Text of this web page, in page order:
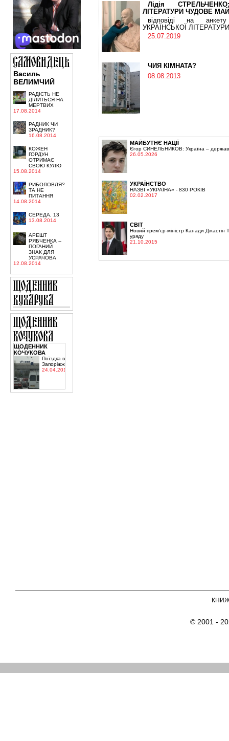
Василь
ВЕЛИМЧИЙ
РАДІСТЬ НЕ
ДІЛИТЬСЯ НА
МЕРТВИХ
17.08.2014
РАДНИК ЧИ
ЗРАДНИК?
16.08.2014
КОЖЕН
ГОРДУН
ОТРИМАЄ
СВОЮ КУЛЮ
15.08.2014
РИБОЛОВЛЯ?
ТА НЕ
ПИТАННЯ
14.08.2014
СЕРЕДА, 13
13.08.2014
АРЕШТ
РЯБЧЕНКА --
ПОГАНИЙ
ЗНАК ДЛЯ
УСРАЧОВА
12.08.2014
ЩОДЕННИК
КОЧУКОВА
Поїздка в
Запоріжжя
24.04.2015
Лідія
ЛІТЕРАТУРИ ЧУДОВЕ
відповіді на
УКРАЇНСЬКОЇ ЛІТЕРАТУРИ
25.07.2019
ЧИЯ КІМНАТА?
08.08.2013
МАЙБУТНЄ НАЦІЇ
Єгор СИНЕЛЬНИКОВ: Україна –
26.05.2026
УКРАЇНСТВО
НАЗВІ «УКРАЇНА» - 830 РОКІВ
02.02.2017
СВІТ
Новий прем’єр-міністр Канади Джастін
уряду
21.10.2015
© 2001 -